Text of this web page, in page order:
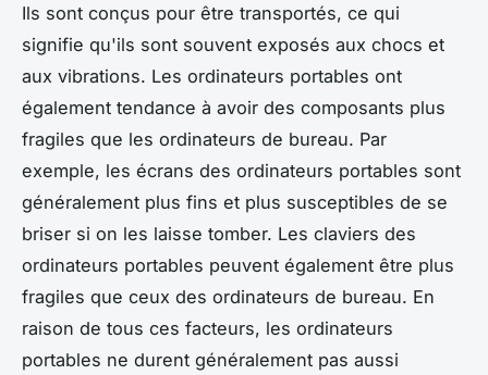
Ils sont conçus pour être transportés, ce qui
signifie qu'ils sont souvent exposés aux chocs et
aux vibrations. Les ordinateurs portables ont
également tendance à avoir des composants plus
fragiles que les ordinateurs de bureau. Par
exemple, les écrans des ordinateurs portables sont
généralement plus fins et plus susceptibles de se
briser si on les laisse tomber. Les claviers des
ordinateurs portables peuvent également être plus
fragiles que ceux des ordinateurs de bureau. En
raison de tous ces facteurs, les ordinateurs
portables ne durent généralement pas aussi